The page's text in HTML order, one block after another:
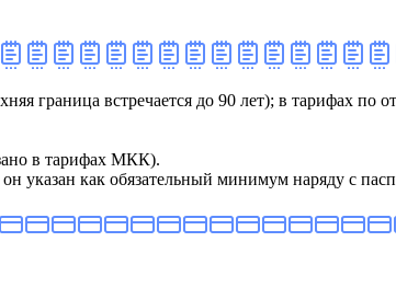
граница встречается до 90 лет); в тарифах
в тарифах МКК).
указан как обязательный минимум наряду с